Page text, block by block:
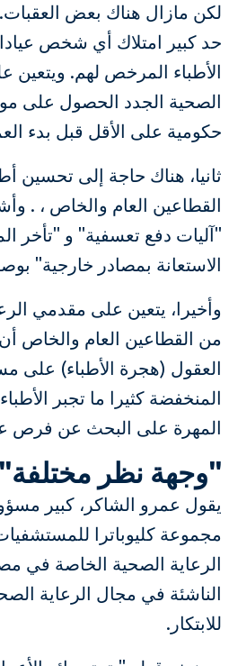
لكن مازال هناك بعض العقبات.
حد كبير امتلاك أي شخص
الأطباء المرخص لهم. ويتعين
الصحية الجدد الحصول على
حكومية على الأقل قبل بدء
ثانيا، هناك حاجة إلى تحسين
القطاعين العام والخاص ، .
"آليات دفع تعسفية" و "تأخر
الاستعانة بمصادر خارجية"
وأخيرا، يتعين على مقدمي
من القطاعين العام والخاص
العقول (هجرة الأطباء) على
المنخفضة كثيرا ما تجبر
المهرة على البحث عن فرص
"وجهة نظر مختلفة"
يقول عمرو الشاكر، كبير
مجموعة كليوباترا
الرعاية الصحية الخاصة في
الناشئة في مجال الرعاية
للابتكار.